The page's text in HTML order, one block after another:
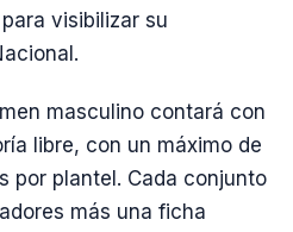
visibilizar su
masculino contará con
libre, con un máximo de
por plantel. Cada conjunto
más una ficha